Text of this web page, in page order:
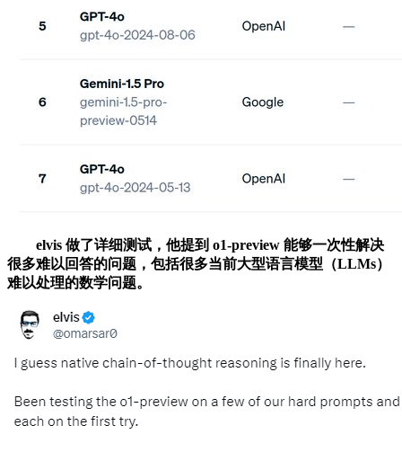
elvis 做了详细测试，他提到 o1-preview 能够一次性解决
很多难以回答的问题，包括很多当前大型语言模型（LLMs）
难以处理的数学问题。